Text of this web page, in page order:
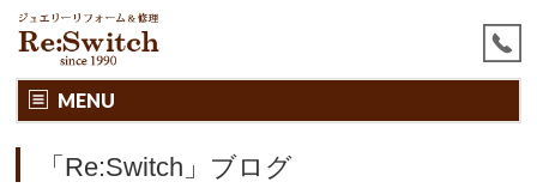
MENU
「Re:Switch」ブログ